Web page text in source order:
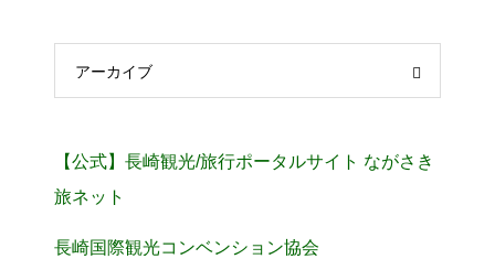
アーカイブ
【公式】長崎観光/旅行ポータルサイト ながさき
旅ネット
長崎国際観光コンベンション協会